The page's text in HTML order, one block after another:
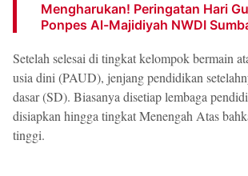
Mengharukan! Peringatan Hari
Ponpes Al-Majidiyah NWDI
Setelah selesai di tingkat kelompok bermain
usia dini (PAUD), jenjang pendidikan
dasar (SD). Biasanya disetiap lembaga
disiapkan hingga tingkat Menengah Atas
tinggi.